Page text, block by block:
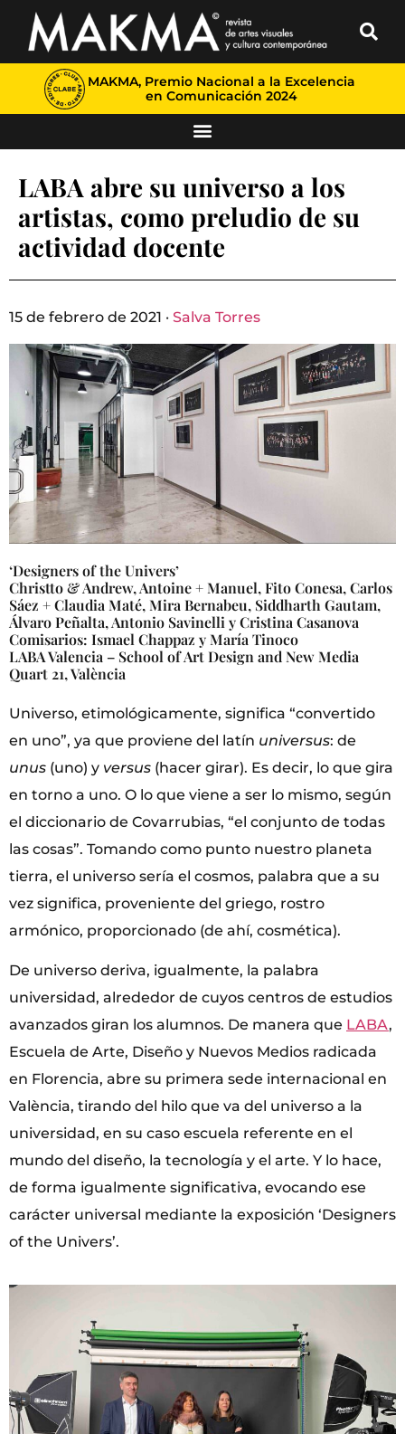
MAKMA, Premio Nacional a la Excelencia
en Comunicación 2024
LABA abre su universo a los
artistas, como preludio de su
actividad docente
15 de febrero de 2021 · Salva Torres
‘Designers of the Univers’
Christto & Andrew, Antoine + Manuel, Fito Conesa, Carlos
Sáez + Claudia Maté, Mira Bernabeu, Siddharth Gautam,
Álvaro Peñalta, Antonio Savinelli y Cristina Casanova
Comisarios: Ismael Chappaz y María Tinoco
LABA Valencia – School of Art Design and New Media
Quart 21, València
Universo, etimológicamente, significa “convertido
en uno”, ya que proviene del latín universus: de
unus (uno) y versus (hacer girar). Es decir, lo que gira
en torno a uno. O lo que viene a ser lo mismo, según
el diccionario de Covarrubias, “el conjunto de todas
las cosas”. Tomando como punto nuestro planeta
tierra, el universo sería el cosmos, palabra que a su
vez significa, proveniente del griego, rostro
armónico, proporcionado (de ahí, cosmética).
De universo deriva, igualmente, la palabra
universidad, alrededor de cuyos centros de estudios
avanzados giran los alumnos. De manera que LABA,
Escuela de Arte, Diseño y Nuevos Medios radicada
en Florencia, abre su primera sede internacional en
València, tirando del hilo que va del universo a la
universidad, en su caso escuela referente en el
mundo del diseño, la tecnología y el arte. Y lo hace,
de forma igualmente significativa, evocando ese
carácter universal mediante la exposición ‘Designers
of the Univers’.